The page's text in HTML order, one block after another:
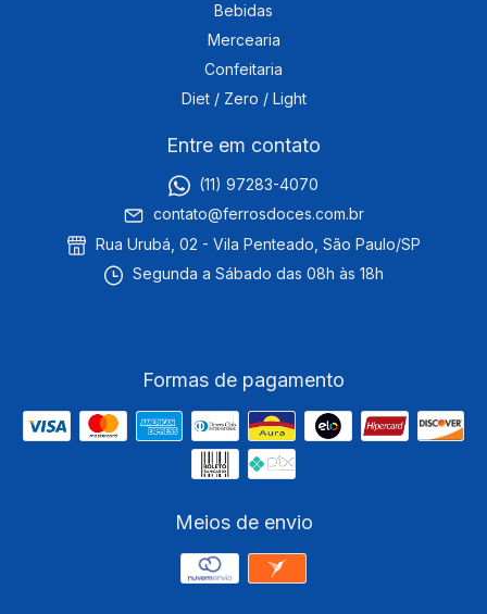
Bebidas
Mercearia
Confeitaria
Diet / Zero / Light
Entre em contato
(11) 97283-4070
contato@ferrosdoces.com.br
Rua Urubá, 02 - Vila Penteado, São Paulo/SP
Segunda a Sábado das 08h às 18h
Formas de pagamento
Meios de envio